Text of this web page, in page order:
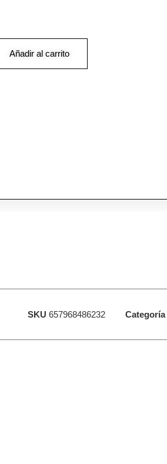
Añadir al carrito
SKU657968486232 Categoría